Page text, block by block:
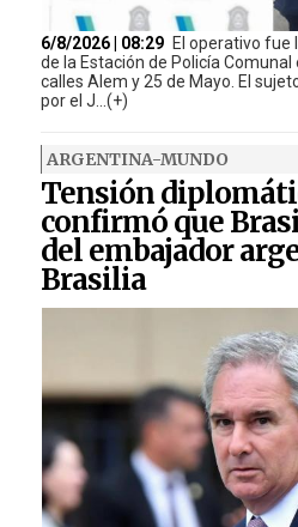
6/8/2026 | 08:29 El operativo fue
de la Estación de Policía
calles Alem y 25 de Mayo. El
por el J...(+)
ARGENTINA-MUNDO
Tensión
confirmó que
del embajador
Brasilia